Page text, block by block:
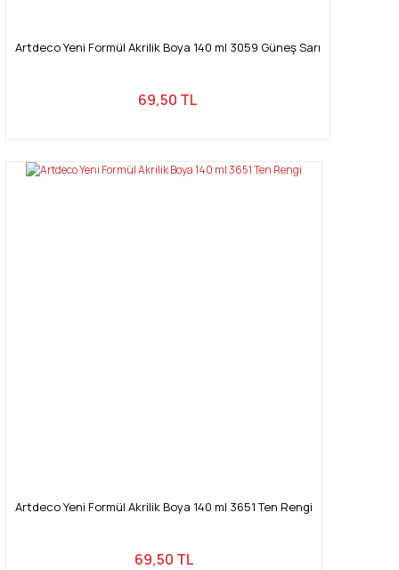
Artdeco Yeni Formül Akrilik Boya 140 ml 3059 Güneş Sarı
69,50 TL
Artdeco Yeni Formül Akrilik Boya 140 ml 3651 Ten Rengi
69,50 TL